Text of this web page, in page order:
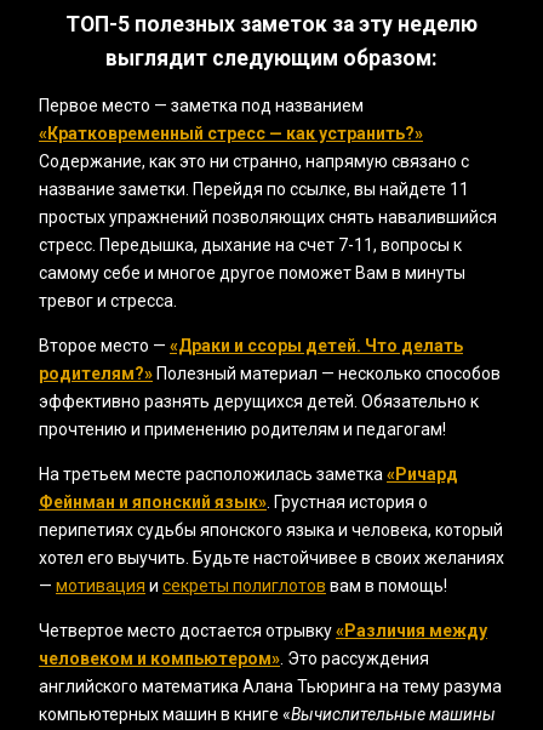
ТОП-5 полезных заметок за эту неделю
выглядит следующим образом:
Первое место — заметка под названием
«‎Кратковременный стресс — как устранить?»
Содержание, как это ни странно, напрямую связано с
название заметки. Перейдя по ссылке, вы найдете 11
простых упражнений позволяющих снять навалившийся
стресс. Передышка, дыхание на счет 7-11, вопросы к
самому себе и многое другое поможет Вам в минуты
тревог и стресса.
Второе место — «Драки и ссоры детей. Что делать
родителям?‎» Полезный материал — несколько способов
эффективно разнять дерущихся детей. Обязательно к
прочтению и применению родителям и педагогам!
На третьем месте расположилась заметка «‎Ричард
Фейнман и японский язык» . Грустная история о
перипетиях судьбы японского языка и человека, который
хотел его выучить. Будьте настойчивее в своих желаниях
— мотивация и секреты полиглотов вам в помощь!
Четвертое место достается отрывку«‎Различия между
человеком и компьютером» . Это рассуждения
английского математика Алана Тьюринга на тему разума
компьютерных машин в книге «‎Вычислительные машины